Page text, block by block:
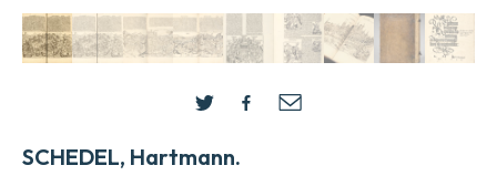
SCHEDEL, Hartmann.